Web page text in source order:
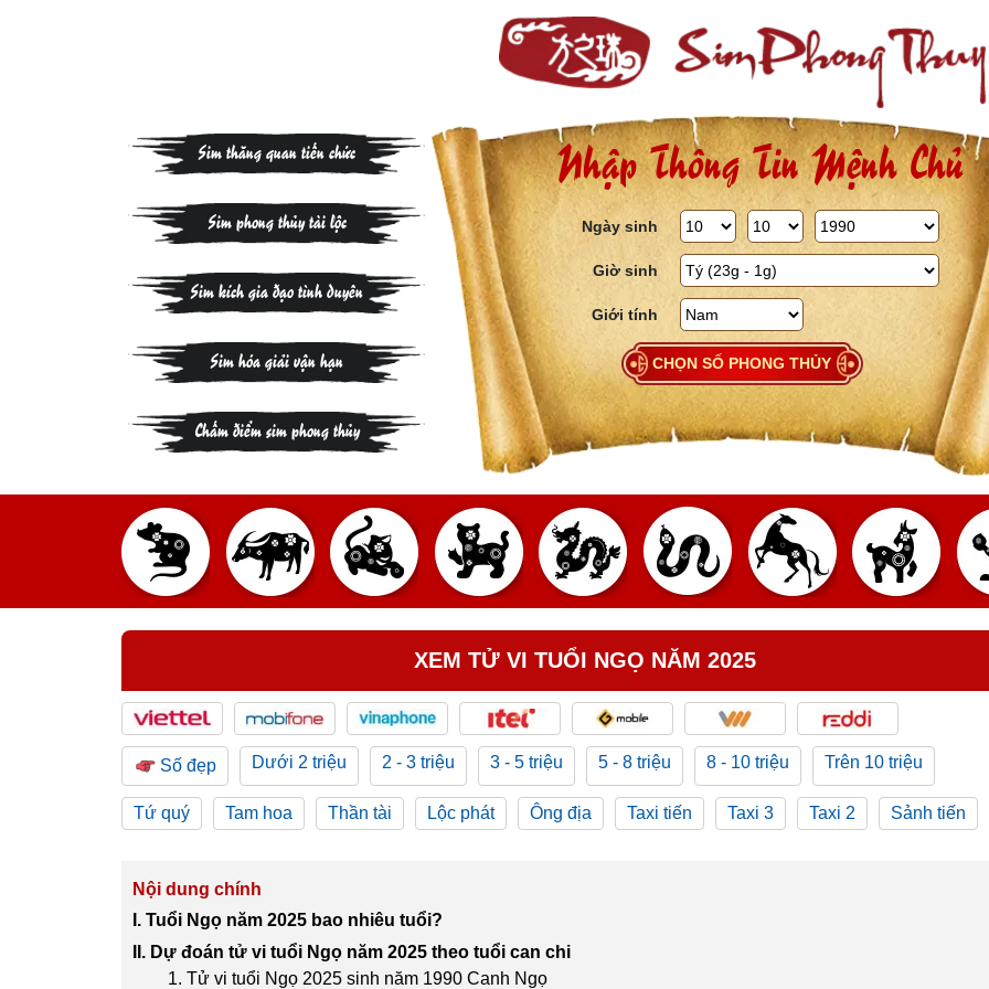
Sim thăng quan tiến chức
Sim phong thủy tài lộc
Sim kích gia đạo tình duyên
Sim hóa giải vận hạn
Chấm điểm sim phong thủy
Nhập Thông Tin Mệnh Chủ
Ngày sinh
Giờ sinh
Giới tính
CHỌN SỐ PHONG THỦY
XEM TỬ VI TUỔI NGỌ NĂM 2025
Số đẹp Dưới 2 triệu 2 - 3 triệu 3 - 5 triệu 5 - 8 triệu 8 - 10 triệu Trên 10 triệu
Tứ quý Tam hoa Thần tài Lộc phát Ông địa Taxi tiến Taxi 3 Taxi 2 Sảnh tiến
Nội dung chính
I. Tuổi Ngọ năm 2025 bao nhiêu tuổi?
II. Dự đoán tử vi tuổi Ngọ năm 2025 theo tuổi can chi
1. Tử vi tuổi Ngọ 2025 sinh năm 1990 Canh Ngọ